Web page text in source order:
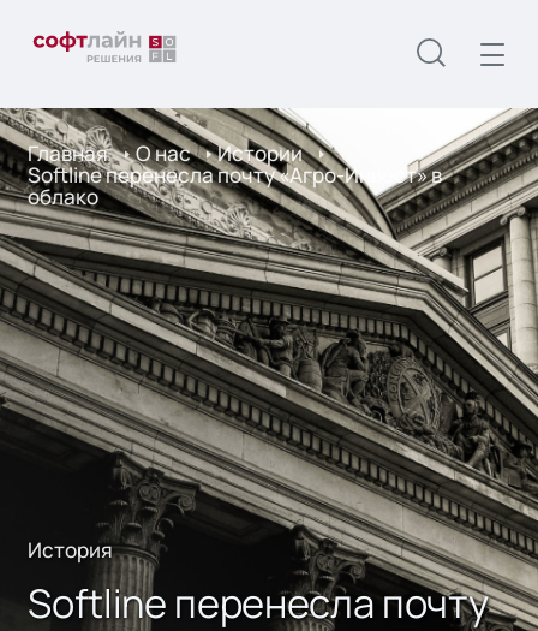
Главная О нас Истории
Softline перенесла почту «Агро-Инвест» в
облако
История
Softline перенесла почту